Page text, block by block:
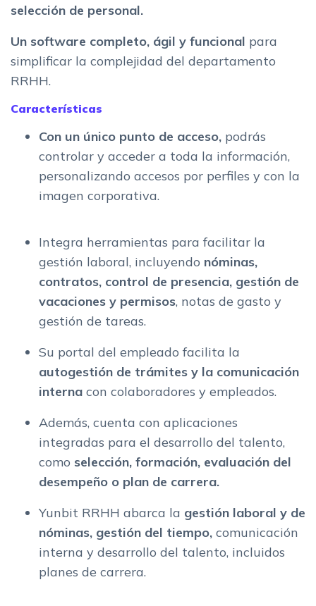
selección de personal.
Un software completo, ágil y funcional para
simplificar la complejidad del departamento
RRHH.
Características
Con un único punto de acceso, podrás
controlar y acceder a toda la información,
personalizando accesos por perfiles y con la
imagen corporativa.
Integra herramientas para facilitar la
gestión laboral, incluyendo nóminas,
contratos, control de presencia, gestión de
vacaciones y permisos, notas de gasto y
gestión de tareas.
Su portal del empleado facilita la
autogestión de trámites y la comunicación
interna con colaboradores y empleados.
Además, cuenta con aplicaciones
integradas para el desarrollo del talento,
como selección, formación, evaluación del
desempeño o plan de carrera.
Yunbit RRHH abarca la gestión laboral y de
nóminas, gestión del tiempo, comunicación
interna y desarrollo del talento, incluidos
planes de carrera.